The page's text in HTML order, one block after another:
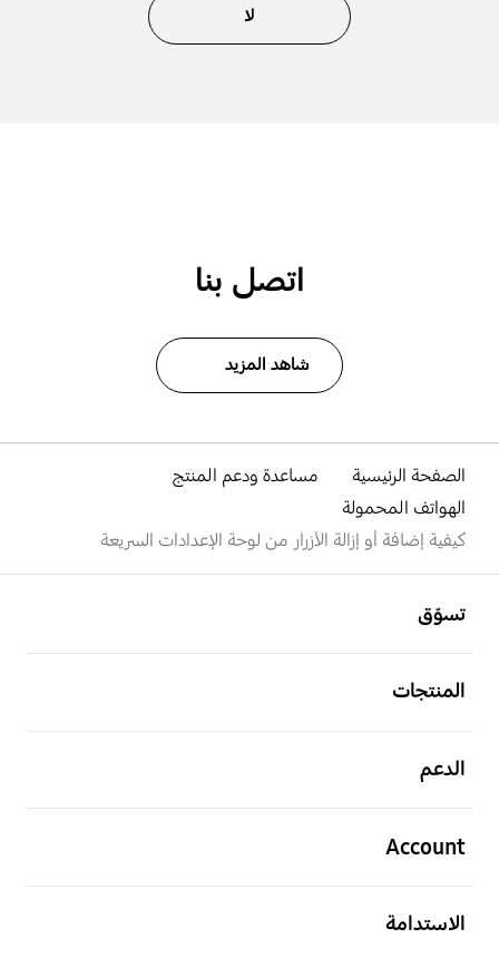
لا
اتصل بنا
شاهد المزيد
الصفحة الرئيسية
مساعدة ودعم المنتج
الهواتف المحمولة
كيفية إضافة أو إزالة الأزرار من لوحة الإعدادات السريعة
تسوّق
المنتجات
الدعم
Account
الاستدامة